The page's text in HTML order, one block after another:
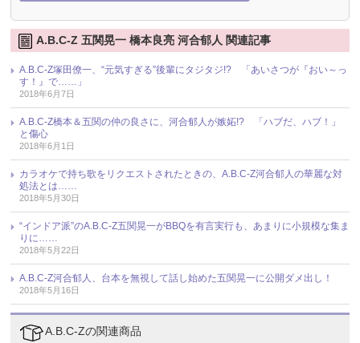
A.B.C-Z 五関晃一 橋本良亮 河合郁人 関連記事
A.B.C-Z塚田僚一、“元気すぎる”後輩にタジタジ!? 「あいさつが『おい～っ
す！』で……」
2018年6月7日
A.B.C-Z橋本＆五関の仲の良さに、河合郁人が嫉妬!? 「ハブだ、ハブ！」
と傷心
2018年6月1日
カラオケで持ち歌をリクエストされたときの、A.B.C-Z河合郁人の華麗な対
処法とは……
2018年5月30日
“インドア派”のA.B.C-Z五関晃一がBBQを有言実行も、あまりに小規模な集ま
りに……
2018年5月22日
A.B.C-Z河合郁人、台本を無視して話し始めた五関晃一に公開ダメ出し！
2018年5月16日
A.B.C-Zの関連商品